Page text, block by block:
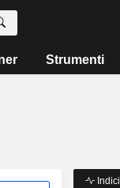
Strumenti
Indici